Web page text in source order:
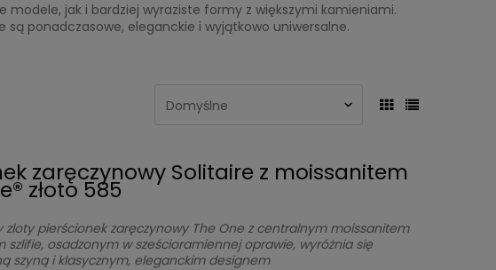
modele, jak i bardziej wyraziste formy z większymi kamieniami.
ponadczasowe, eleganckie i wyjątkowo uniwersalne.
zaręczynowy Solitaire z moissanitem
złoto 585
zloty pierścionek zaręczynowy The One z centralnym moissanitem
szlifie, osadzonym w sześcioramiennej oprawie, wyróżnia się
szyną i klasycznym, eleganckim designem